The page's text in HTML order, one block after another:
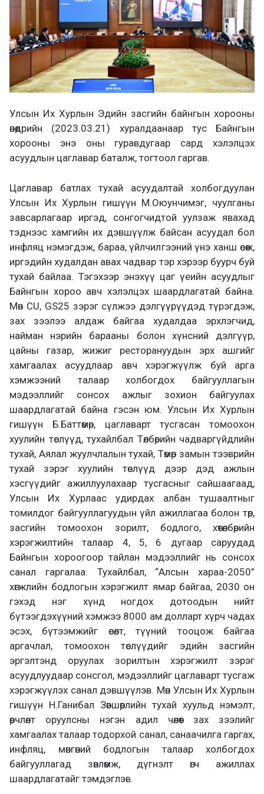
Улсын Их Хурлын Эдийн засгийн байнгын хорооны
өнөөдрийн (2023.03.21) хуралдаанаар тус Байнгын
хорооны энэ оны гуравдугаар сард хэлэлцэх
асуудлын цаглавар баталж, тогтоол гаргав.
Цаглавар батлах тухай асуудалтай холбогдуулан
Улсын Их Хурлын гишүүн М.Оюунчимэг, чуулганы
завсарлагаар иргэд, сонгогчидтой уулзаж явахад
тэднээс хамгийн их дэвшүүлж байсан асуудал бол
инфляц нэмэгдэж, бараа, үйлчилгээний үнэ ханш өсөж,
иргэдийн худалдан авах чадвар тэр хэрээр буурч буй
тухай байлаа. Тэгэхээр энэхүү цаг үеийн асуудлыг
Байнгын хороо авч хэлэлцэх шаардлагатай байна.
Мөн CU, GS25 зэрэг сүлжээ дэлгүүрүүдэд түрэгдэж,
зах зээлээ алдаж байгаа худалдаа эрхлэгчид,
найман нэрийн барааны болон хүнсний дэлгүүр,
цайны газар, жижиг ресторануудын эрх ашгийг
хамгаалах асуудлаар авч хэрэгжүүлж буй арга
хэмжээний талаар холбогдох байгууллагын
мэдээллийг сонсох ажлыг зохион байгуулах
шаардлагатай байна гэсэн юм. Улсын Их Хурлын
гишүүн Б.Баттөмөр, цаглаварт тусгасан томоохон
хуулийн төслүүд, тухайлбал Төлбөрийн чадваргүйдлийн
тухай, Аялал жуулчлалын тухай, Төмөр замын тээврийн
тухай зэрэг хуулийн төслүүд дээр дэд ажлын
хэсгүүдийг ажиллуулахаар тусгасныг сайшаагаад,
Улсын Их Хурлаас удирдах албан тушаалтныг
томилдог байгууллагуудын үйл ажиллагаа болон төр,
засгийн томоохон зорилт, бодлого, хөтөлбөрийн
хэрэгжилтийн талаар 4, 5, 6 дугаар саруудад
Байнгын хороогоор тайлан мэдээллийг нь сонсох
санал гаргалаа. Тухайлбал, “Алсын хараа-2050”
хөгжлийн бодлогын хэрэгжилт ямар байгаа, 2030 он
гэхэд нэг хүнд ногдох дотоодын нийт
бүтээгдэхүүний хэмжээ 8000 ам.долларт хүрч чадах
эсэх, бүтээмжийг өсөлт, түүний тооцож байгаа
аргачлал, томоохон төслүүдийг эдийн засгийн
эргэлтэнд оруулах зорилтын хэрэгжилт зэрэг
асуудлуудаар сонсгол, мэдээллийг цаглаварт тусгаж
хэрэгжүүлэх санал дэвшүүлэв. Мөн Улсын Их Хурлын
гишүүн Н.Ганибал Зөвшөөрлийн тухай хуульд нэмэлт,
өөрчлөлт оруулсны нэгэн адил чөлөөт зах зээлийг
хамгаалах талаар тодорхой санал, санаачилга гаргах,
инфляц, мөнгөний бодлогын талаар холбогдох
байгууллагад зөвлөмж, дүгнэлт өгч ажиллах
шаардлагатайг тэмдэглэв.